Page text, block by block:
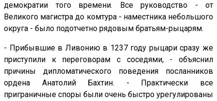
демократии того времени. Все руководство - от
Великого магистра до комтура - наместника небольшого
округа - было подотчетно рядовым братьям-рыцарям.
- Прибывшие в Ливонию в 1237 году рыцари сразу же
приступили к переговорам с соседями, - объяснил
причины дипломатического поведения посланников
ордена Анатолий Бахтин. - Практически все
приграничные споры были очень быстро урегулированы